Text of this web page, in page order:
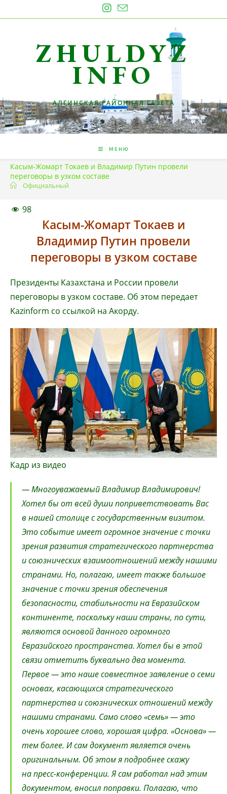
к
ZHULDYZ
INFO
АЛГИНСКАЯ РАЙОННАЯ ГАЗЕТА
МЕНЮ
Касым-Жомарт Токаев и Владимир Путин провели
переговоры в узком составе
Официальный
98
Касым-Жомарт Токаев и
Владимир Путин провели
переговоры в узком составе
Президенты Казахстана и России провели
переговоры в узком составе. Об этом передает
Kazinform со ссылкой на Акорду.
Кадр из видео
— Многоуважаемый Владимир Владимирович!
Хотел бы от всей души поприветствовать Вас
в нашей столице с государственным визитом.
Это событие имеет огромное значение с точки
зрения развития стратегического партнерства
и союзнических взаимоотношений между нашими
странами. Но, полагаю, имеет также большое
значение с точки зрения обеспечения
безопасности, стабильности на Евразийском
континенте, поскольку наши страны, по сути,
являются основой данного огромного
Евразийского пространства. Хотел бы в этой
связи отметить буквально два момента.
Первое — это наше совместное заявление о семи
основах, касающихся стратегического
партнерства и союзнических отношений между
нашими странами. Само слово «семь» — это
очень хорошее слово, хорошая цифра. «Основа» —
тем более. И сам документ является очень
оригинальным. Об этом я подробнее скажу
на пресс-конференции. Я сам работал над этим
документом, вносил поправки. Полагаю, что